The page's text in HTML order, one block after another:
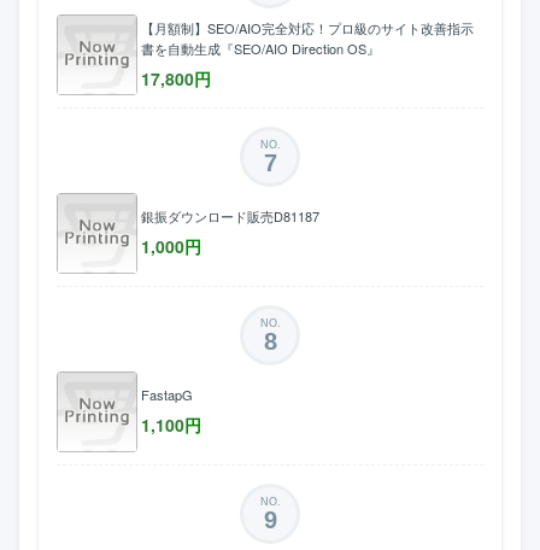
【月額制】SEO/AIO完全対応！プロ級のサイト改善指示
書を自動生成『SEO/AIO Direction OS』
17,800円
NO.
7
銀振ダウンロード販売D81187
1,000円
NO.
8
FastapG
1,100円
NO.
9